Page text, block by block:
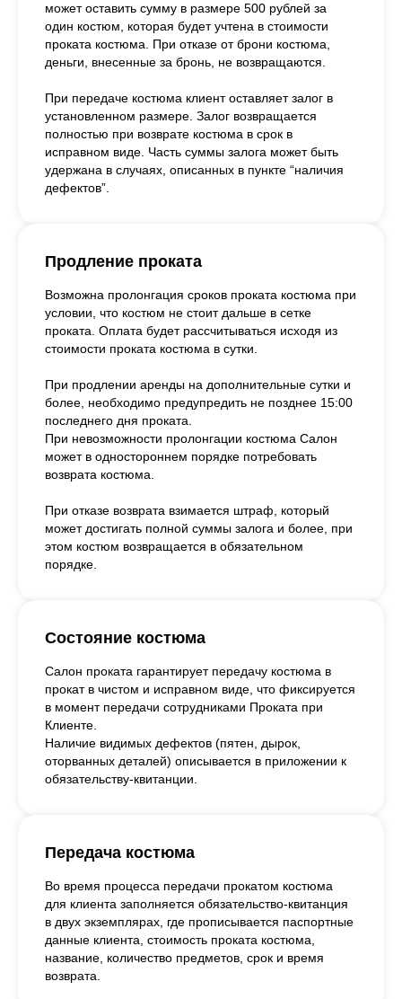
может оставить сумму в размере 500 рублей за
один костюм, которая будет учтена в стоимости
проката костюма. При отказе от брони костюма,
деньги, внесенные за бронь, не возвращаются.
При передаче костюма клиент оставляет залог в
установленном размере. Залог возвращается
полностью при возврате костюма в срок в
исправном виде. Часть суммы залога может быть
удержана в случаях, описанных в пункте “наличия
дефектов”.
Продление проката
Возможна пролонгация сроков проката костюма при
условии, что костюм не стоит дальше в сетке
проката. Оплата будет рассчитываться исходя из
стоимости проката костюма в сутки.
При продлении аренды на дополнительные сутки и
более, необходимо предупредить не позднее 15:00
последнего дня проката.
При невозможности пролонгации костюма Салон
может в одностороннем порядке потребовать
возврата костюма.
При отказе возврата взимается штраф, который
может достигать полной суммы залога и более, при
этом костюм возвращается в обязательном
порядке.
Состояние костюма
Салон проката гарантирует передачу костюма в
прокат в чистом и исправном виде, что фиксируется
в момент передачи сотрудниками Проката при
Клиенте.
Наличие видимых дефектов (пятен, дырок,
оторванных деталей) описывается в приложении к
обязательству-квитанции.
Передача костюма
Во время процесса передачи прокатом костюма
для клиента заполняется обязательство-квитанция
в двух экземплярах, где прописывается паспортные
данные клиента, стоимость проката костюма,
название, количество предметов, срок и время
возврата.